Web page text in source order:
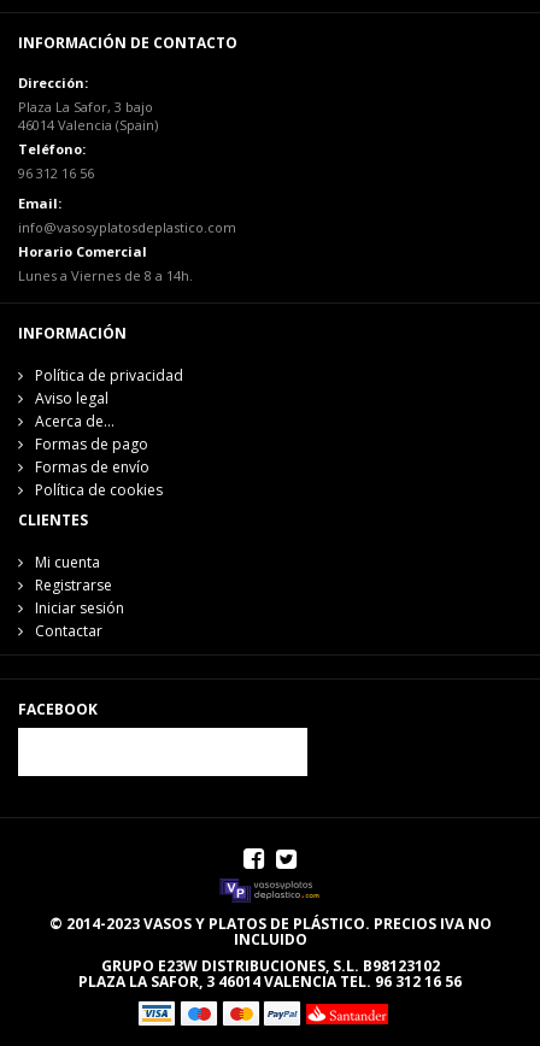
INFORMACIÓN DE CONTACTO
Dirección:
Plaza La Safor, 3 bajo
46014 Valencia (Spain)
Teléfono:
96 312 16 56
Email:
info@vasosyplatosdeplastico.com
Horario Comercial
Lunes a Viernes de 8 a 14h.
INFORMACIÓN
Política de privacidad
Aviso legal
Acerca de...
Formas de pago
Formas de envío
Política de cookies
CLIENTES
Mi cuenta
Registrarse
Iniciar sesión
Contactar
FACEBOOK
© 2014-2023 VASOS Y PLATOS DE PLÁSTICO. PRECIOS IVA NO
INCLUIDO
GRUPO E23W DISTRIBUCIONES, S.L. B98123102
PLAZA LA SAFOR, 3 46014 VALENCIA TEL. 96 312 16 56